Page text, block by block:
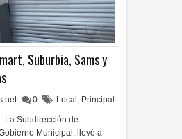
Suburbia, Sams y
0 Local , Principal
La Subdirección de
Municipal, llevó a